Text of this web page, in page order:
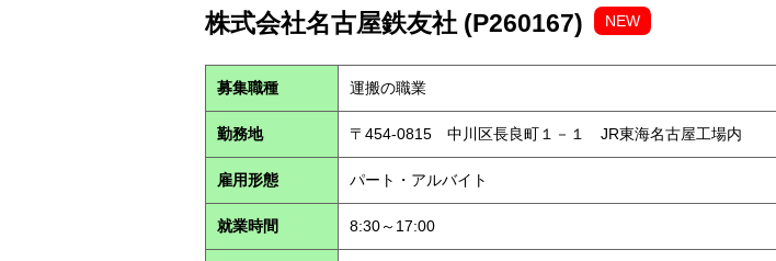
株式会社名古屋鉄友社 (P260167) NEW
募集職種 運搬の職業
勤務地 〒454-0815 中川区長良町１－１ JR東海名古屋工場内
雇用形態 パート・アルバイト
就業時間 8:30～17:00